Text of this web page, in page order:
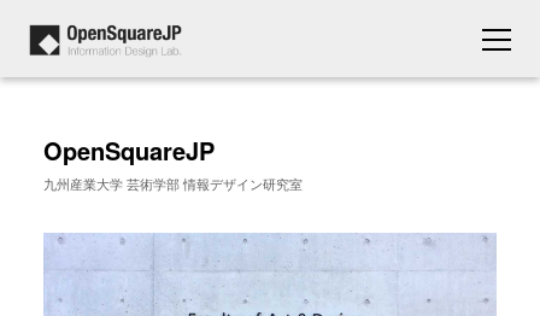
OpenSquareJP
九州産業大学 芸術学部 情報デザイン研究室